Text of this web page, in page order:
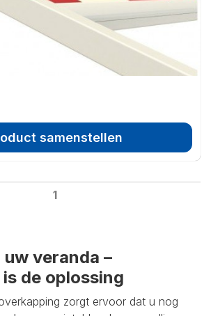
samenstellen
1
veranda –
de oplossing
zorgt ervoor dat u nog